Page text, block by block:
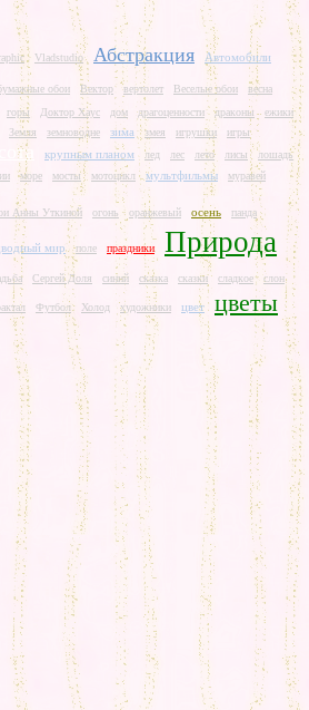
Vladstudio Абстракция Автомобили
обои Вектор вертолет Веселые обои
весна
горы Доктор Хаус дом драгоценности драконы ежики
Земля земноводне зима змея игрушки игры
крупным планом лед лес лето лисы
лошадь
море мосты мотоцикл мультфильмы муравей
Анны Уткиной огонь оранжевый осень панда
мир поле праздники Природа
Сергей Доля синий сказка сказки сладкое слон
Футбол Холод художники цвет цветы